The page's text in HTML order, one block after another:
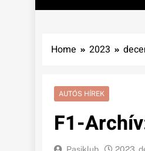
Home 2023
AUTÓS HÍREK
F1-